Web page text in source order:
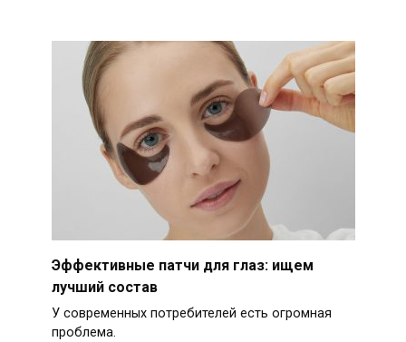
Эффективные патчи для глаз: ищем
лучший состав
У современных потребителей есть огромная
проблема.